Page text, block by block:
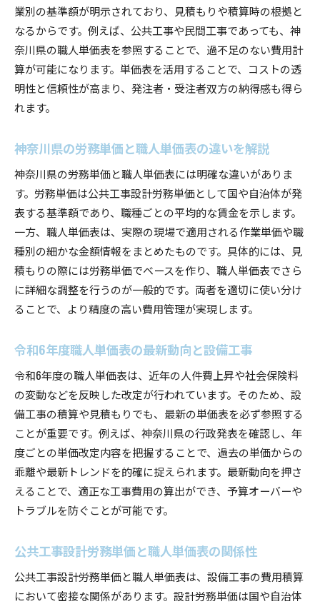
業別の基準額が明示されており、見積もりや積算時の根拠と
なるからです。例えば、公共工事や民間工事であっても、神
奈川県の職人単価表を参照することで、過不足のない費用計
算が可能になります。単価表を活用することで、コストの透
明性と信頼性が高まり、発注者・受注者双方の納得感も得ら
れます。
神奈川県の労務単価と職人単価表の違いを解説
神奈川県の労務単価と職人単価表には明確な違いがありま
す。労務単価は公共工事設計労務単価として国や自治体が発
表する基準額であり、職種ごとの平均的な賃金を示します。
一方、職人単価表は、実際の現場で適用される作業単価や職
種別の細かな金額情報をまとめたものです。具体的には、見
積もりの際には労務単価でベースを作り、職人単価表でさら
に詳細な調整を行うのが一般的です。両者を適切に使い分け
ることで、より精度の高い費用管理が実現します。
令和6年度職人単価表の最新動向と設備工事
令和6年度の職人単価表は、近年の人件費上昇や社会保険料
の変動などを反映した改定が行われています。そのため、設
備工事の積算や見積もりでも、最新の単価表を必ず参照する
ことが重要です。例えば、神奈川県の行政発表を確認し、年
度ごとの単価改定内容を把握することで、過去の単価からの
乖離や最新トレンドを的確に捉えられます。最新動向を押さ
えることで、適正な工事費用の算出ができ、予算オーバーや
トラブルを防ぐことが可能です。
公共工事設計労務単価と職人単価表の関係性
公共工事設計労務単価と職人単価表は、設備工事の費用積算
において密接な関係があります。設計労務単価は国や自治体